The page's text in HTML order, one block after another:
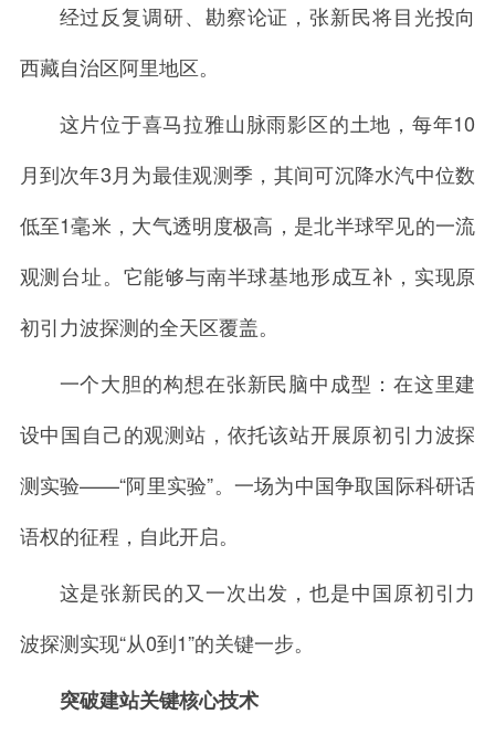
经过反复调研、勘察论证，张新民将目光投向
西藏自治区阿里地区。
这片位于喜马拉雅山脉雨影区的土地，每年10
月到次年3月为最佳观测季，其间可沉降水汽中位数
低至1毫米，大气透明度极高，是北半球罕见的一流
观测台址。它能够与南半球基地形成互补，实现原
初引力波探测的全天区覆盖。
一个大胆的构想在张新民脑中成型：在这里建
设中国自己的观测站，依托该站开展原初引力波探
测实验——“阿里实验”。一场为中国争取国际科研话
语权的征程，自此开启。
这是张新民的又一次出发，也是中国原初引力
波探测实现“从0到1”的关键一步。
突破建站关键核心技术